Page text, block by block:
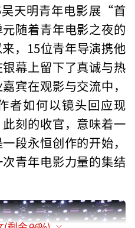
天明青年电影展“首
随着青年电影之夜的
，15位青年导演携他
幕上留下了真诚与热
宾在观影与交流中，
者如何以镜头回应现
刻的收官，意味着一
段永恒创作的开始，
青年电影力量的集结